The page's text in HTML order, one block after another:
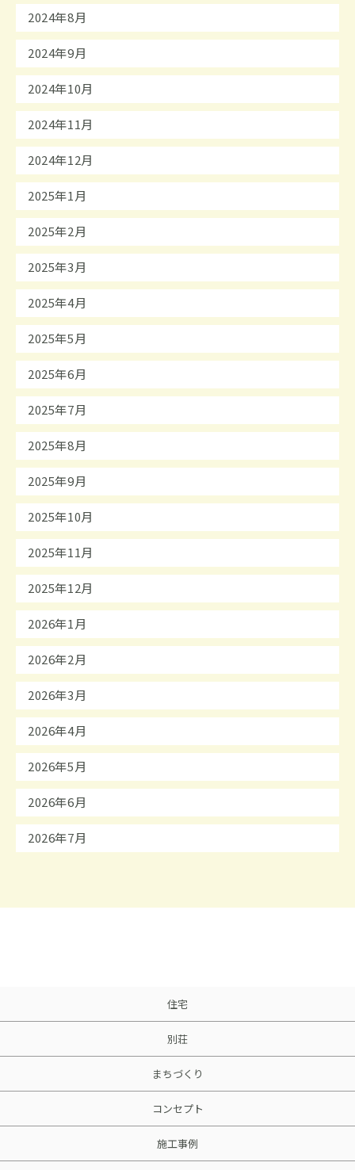
2024年8月
2024年9月
2024年10月
2024年11月
2024年12月
2025年1月
2025年2月
2025年3月
2025年4月
2025年5月
2025年6月
2025年7月
2025年8月
2025年9月
2025年10月
2025年11月
2025年12月
2026年1月
2026年2月
2026年3月
2026年4月
2026年5月
2026年6月
2026年7月
住宅
別荘
まちづくり
コンセプト
施工事例